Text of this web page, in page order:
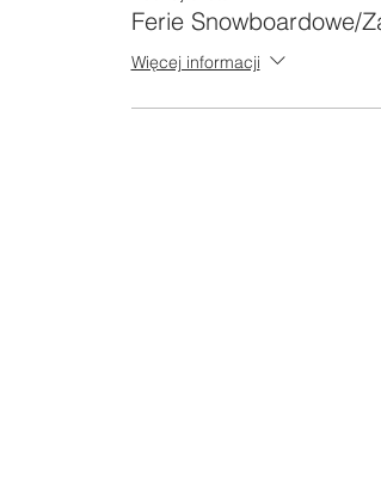
Ferie Snowboardowe/
Więcej informacji